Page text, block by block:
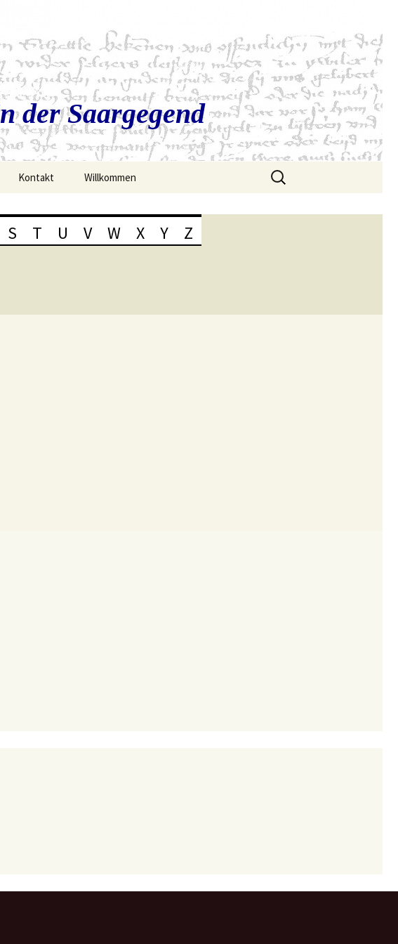
der Saargegend
Kontakt Willkommen
Suchen
nach:
S T U V W X Y Z